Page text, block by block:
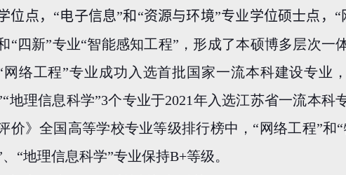
位点，“电子信息”和“资源与环境”专业学位硕士点，
“四新”专业“智能感知工程”，形成了本硕博多层次
网络工程”专业成功入选首批国家一流本科建设专业，
地理信息科学”3个专业于2021年入选江苏省一流本科
价》全国高等学校专业等级排行榜中，“网络工程”和
、“地理信息科学”专业保持B+等级。